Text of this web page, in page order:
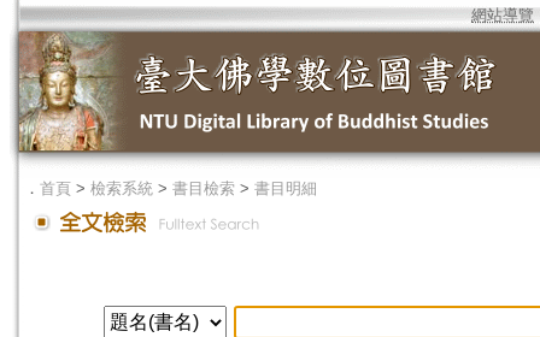
網站導覽
． 首頁 > 檢索系統 > 書目檢索 > 書目明細